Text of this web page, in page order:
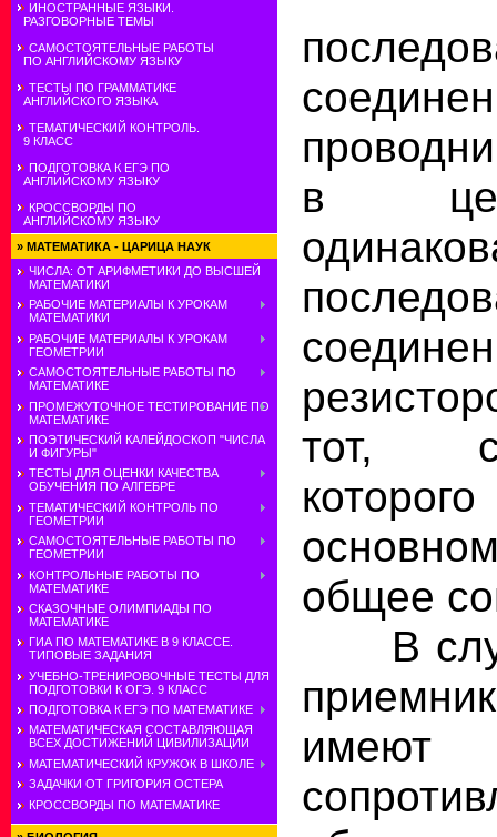
ИНОСТРАННЫЕ ЯЗЫКИ.
РАЗГОВОРНЫЕ ТЕМЫ
САМОСТОЯТЕЛЬНЫЕ РАБОТЫ
ПО АНГЛИЙСКОМУ ЯЗЫКУ
ТЕСТЫ ПО ГРАММАТИКЕ
АНГЛИЙСКОГО ЯЗЫКА
ТЕМАТИЧЕСКИЙ КОНТРОЛЬ.
9 КЛАСС
ПОДГОТОВКА К ЕГЭ ПО
АНГЛИЙСКОМУ ЯЗЫКУ
КРОССВОРДЫ ПО
АНГЛИЙСКОМУ ЯЗЫКУ
» МАТЕМАТИКА - ЦАРИЦА НАУК
ЧИСЛА: ОТ АРИФМЕТИКИ ДО ВЫСШЕЙ
МАТЕМАТИКИ
РАБОЧИЕ МАТЕРИАЛЫ К УРОКАМ
МАТЕМАТИКИ
РАБОЧИЕ МАТЕРИАЛЫ К УРОКАМ
ГЕОМЕТРИИ
САМОСТОЯТЕЛЬНЫЕ РАБОТЫ ПО
МАТЕМАТИКЕ
ПРОМЕЖУТОЧНОЕ ТЕСТИРОВАНИЕ ПО
МАТЕМАТИКЕ
ПОЭТИЧЕСКИЙ КАЛЕЙДОСКОП "ЧИСЛА
И ФИГУРЫ"
ТЕСТЫ ДЛЯ ОЦЕНКИ КАЧЕСТВА
ОБУЧЕНИЯ ПО АЛГЕБРЕ
ТЕМАТИЧЕСКИЙ КОНТРОЛЬ ПО
ГЕОМЕТРИИ
САМОСТОЯТЕЛЬНЫЕ РАБОТЫ ПО
ГЕОМЕТРИИ
КОНТРОЛЬНЫЕ РАБОТЫ ПО
МАТЕМАТИКЕ
СКАЗОЧНЫЕ ОЛИМПИАДЫ ПО
МАТЕМАТИКЕ
ГИА ПО МАТЕМАТИКЕ В 9 КЛАССЕ.
ТИПОВЫЕ ЗАДАНИЯ
УЧЕБНО-ТРЕНИРОВОЧНЫЕ ТЕСТЫ ДЛЯ
ПОДГОТОВКИ К ОГЭ. 9 КЛАСС
ПОДГОТОВКА К ЕГЭ ПО МАТЕМАТИКЕ
МАТЕМАТИЧЕСКАЯ СОСТАВЛЯЮЩАЯ
ВСЕХ ДОСТИЖЕНИЙ ЦИВИЛИЗАЦИИ
МАТЕМАТИЧЕСКИЙ КРУЖОК В ШКОЛЕ
ЗАДАЧКИ ОТ ГРИГОРИЯ ОСТЕРА
КРОССВОРДЫ ПО МАТЕМАТИКЕ
в
тот,
общее
В
имеют